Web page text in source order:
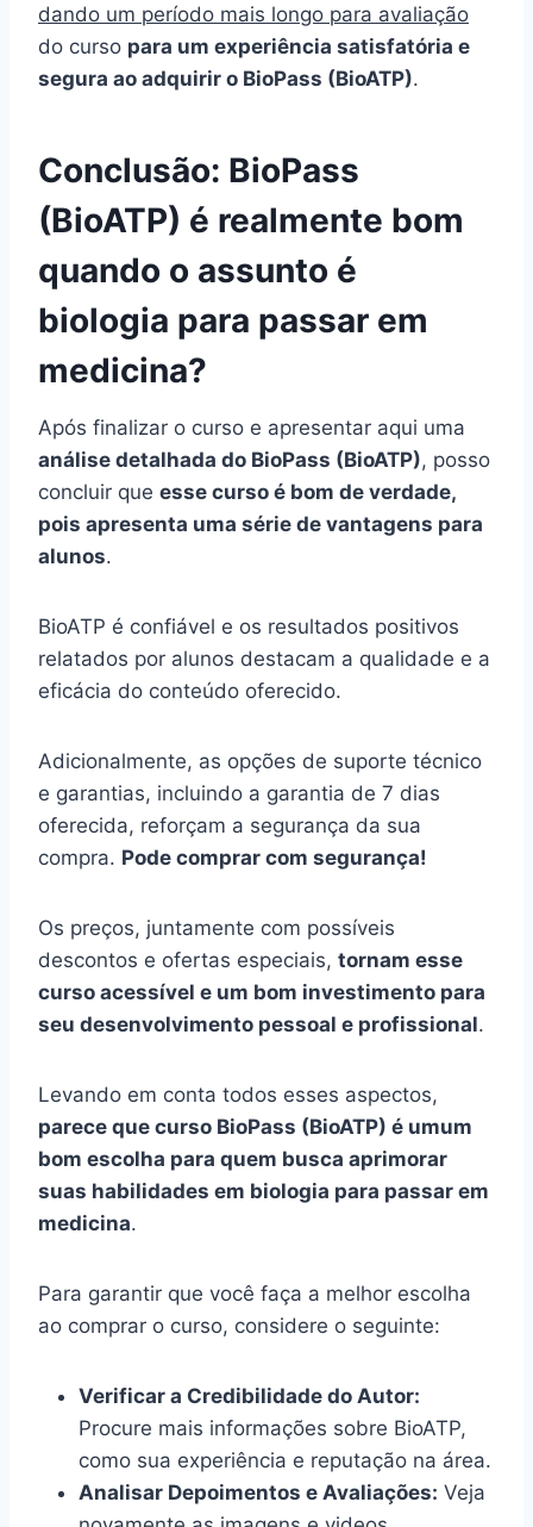
dando um período mais longo para avaliação
do curso para um experiência satisfatória e
segura ao adquirir o BioPass (BioATP).
Conclusão: BioPass
(BioATP) é realmente bom
quando o assunto é
biologia para passar em
medicina?
Após finalizar o curso e apresentar aqui uma
análise detalhada do BioPass (BioATP), posso
concluir que esse curso é bom de verdade,
pois apresenta uma série de vantagens para
alunos.
BioATP é confiável e os resultados positivos
relatados por alunos destacam a qualidade e a
eficácia do conteúdo oferecido.
Adicionalmente, as opções de suporte técnico
e garantias, incluindo a garantia de 7 dias
oferecida, reforçam a segurança da sua
compra. Pode comprar com segurança!
Os preços, juntamente com possíveis
descontos e ofertas especiais, tornam esse
curso acessível e um bom investimento para
seu desenvolvimento pessoal e profissional.
Levando em conta todos esses aspectos,
parece que curso BioPass (BioATP) é umum
bom escolha para quem busca aprimorar
suas habilidades em biologia para passar em
medicina.
Para garantir que você faça a melhor escolha
ao comprar o curso, considere o seguinte:
Verificar a Credibilidade do Autor:
Procure mais informações sobre BioATP,
como sua experiência e reputação na área.
Analisar Depoimentos e Avaliações: Veja